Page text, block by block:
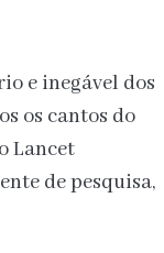
e inegável dos
os cantos do
Lancet
de pesquisa,